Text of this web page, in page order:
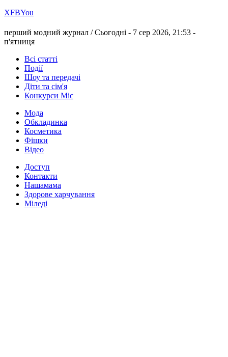
ХFBYou
перший модний журнал /Сьогодні - 7 сер 2026, 21:53 -
п'ятниця
Всі статті
Події
Шоу та передачі
Діти та сім'я
Конкурси Міс
Мода
Обкладинка
Косметика
Фішки
Відео
Доступ
Контакти
Нашамама
Здорове харчування
Міледі